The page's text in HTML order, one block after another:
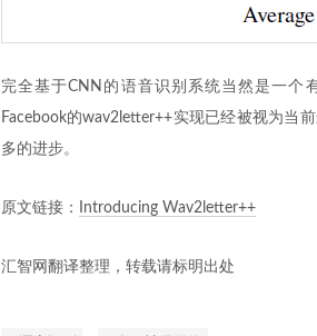
完全基于CNN的语音识别系统当然是一个
Facebook的wav2letter++实现已经被视为当
多的进步。
原文链接： Introducing Wav2letter++
汇智网翻译整理，转载请标明出处